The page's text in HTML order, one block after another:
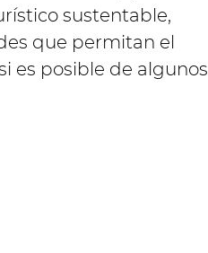
sustentable,
que permitan el
es posible de algunos